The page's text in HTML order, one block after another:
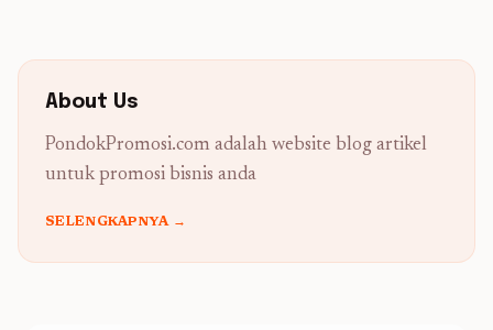
About Us
PondokPromosi.com adalah website blog artikel
untuk promosi bisnis anda
SELENGKAPNYA →